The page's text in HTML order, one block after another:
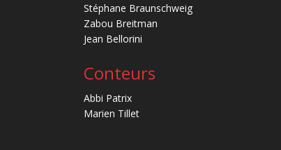
Stéphane Braunschweig
Zabou Breitman
Jean Bellorini
Conteurs
Abbi Patrix
Marien Tillet